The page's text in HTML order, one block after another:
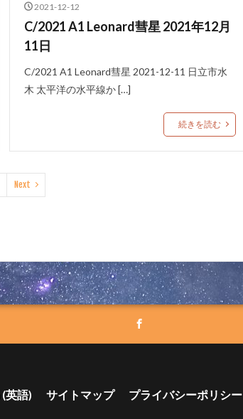
2021-12-12
C/2021 A1 Leonard彗星 2021年12月
11日
C/2021 A1 Leonard彗星 2021-12-11 日立市水
木 太平洋の水平線か […]
続きを読む
Next
(英語) サイトマップ プライバシーポリシー